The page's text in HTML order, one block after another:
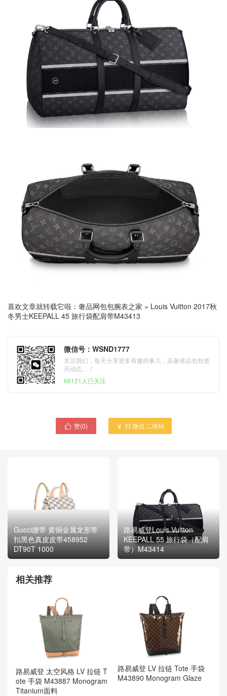
喜欢文章就转载它啦： 奢品网包包腕表之家 » Louis Vuitton 2017秋
冬男士KEEPALL 45 旅行袋配肩带M43413
微信号：WSND1777
关注我们，每天分享更多有趣的事儿，及奢侈品包包资
讯动态。！
66121人已关注
 赞(0)  扫 微信 二维码
Gucci腰带 黄铜金属龙形带
扣黑色真皮皮带458952
DT90T 1000
路易威登Louis Vuitton
KEEPALL 55 旅行袋（配肩
带）M43414
相关推荐
路易威登 太空风格 LV 拉链 T
ote 手袋 M43887 Monogram
Titanium面料
路易威登 LV 拉链 Tote 手袋
M43890 Monogram Glaze